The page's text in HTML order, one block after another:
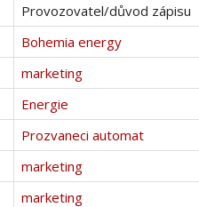
Provozovatel/důvod zápisu
Bohemia energy
marketing
Energie
Prozvaneci automat
marketing
marketing